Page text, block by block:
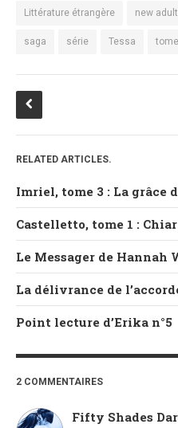
Littérature étrangère new adult
saga série Tessa
RELATED ARTICLES.
Le Messager de Hannah
Point lecture d’Erika n°5
2 COMMENTAIRES
Fifty Shades